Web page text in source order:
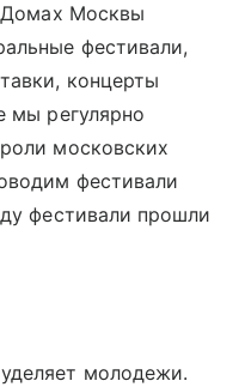
Домах Москвы
фестивали,
концерты
мы регулярно
московских
фестивали
фестивали прошли
молодежи.